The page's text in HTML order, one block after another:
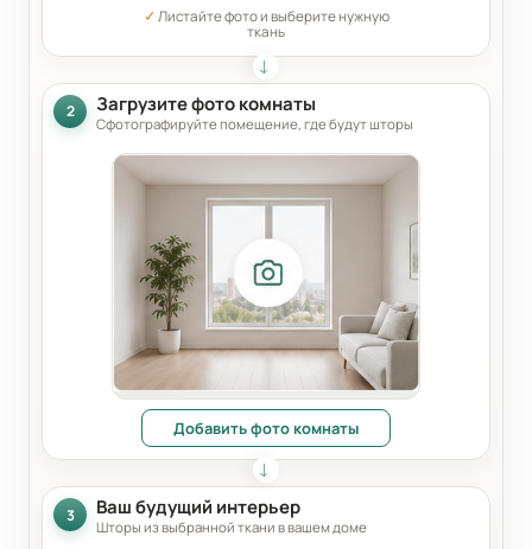
✓Листайте фото и выберите нужную
ткань
2 Загрузите фото комнаты
Сфотографируйте помещение, где будут шторы
Добавить фото комнаты
3 Ваш будущий интерьер
Шторы из выбранной ткани в вашем доме